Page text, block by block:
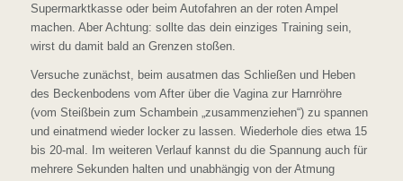
Supermarktkasse oder beim Autofahren an der roten Ampel
machen. Aber Achtung: sollte das dein einziges Training sein,
wirst du damit bald an Grenzen stoßen.
Versuche zunächst, beim ausatmen das Schließen und Heben
des Beckenbodens vom After über die Vagina zur Harnröhre
(vom Steißbein zum Schambein „zusammenziehen“) zu spannen
und einatmend wieder locker zu lassen. Wiederhole dies etwa 15
bis 20-mal. Im weiteren Verlauf kannst du die Spannung auch für
mehrere Sekunden halten und unabhängig von der Atmung